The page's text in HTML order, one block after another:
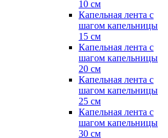
10 см
Капельная лента с
шагом капельницы
15 см
Капельная лента с
шагом капельницы
20 см
Капельная лента с
шагом капельницы
25 см
Капельная лента с
шагом капельницы
30 см